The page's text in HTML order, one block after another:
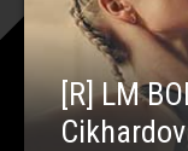
[R] LM